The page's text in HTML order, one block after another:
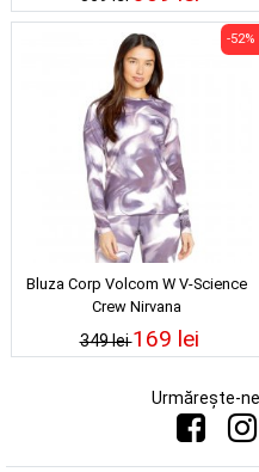
Bluza Corp Volcom W V-Science
Crew Nirvana
349 lei
-52%
169 lei
Urmărește-